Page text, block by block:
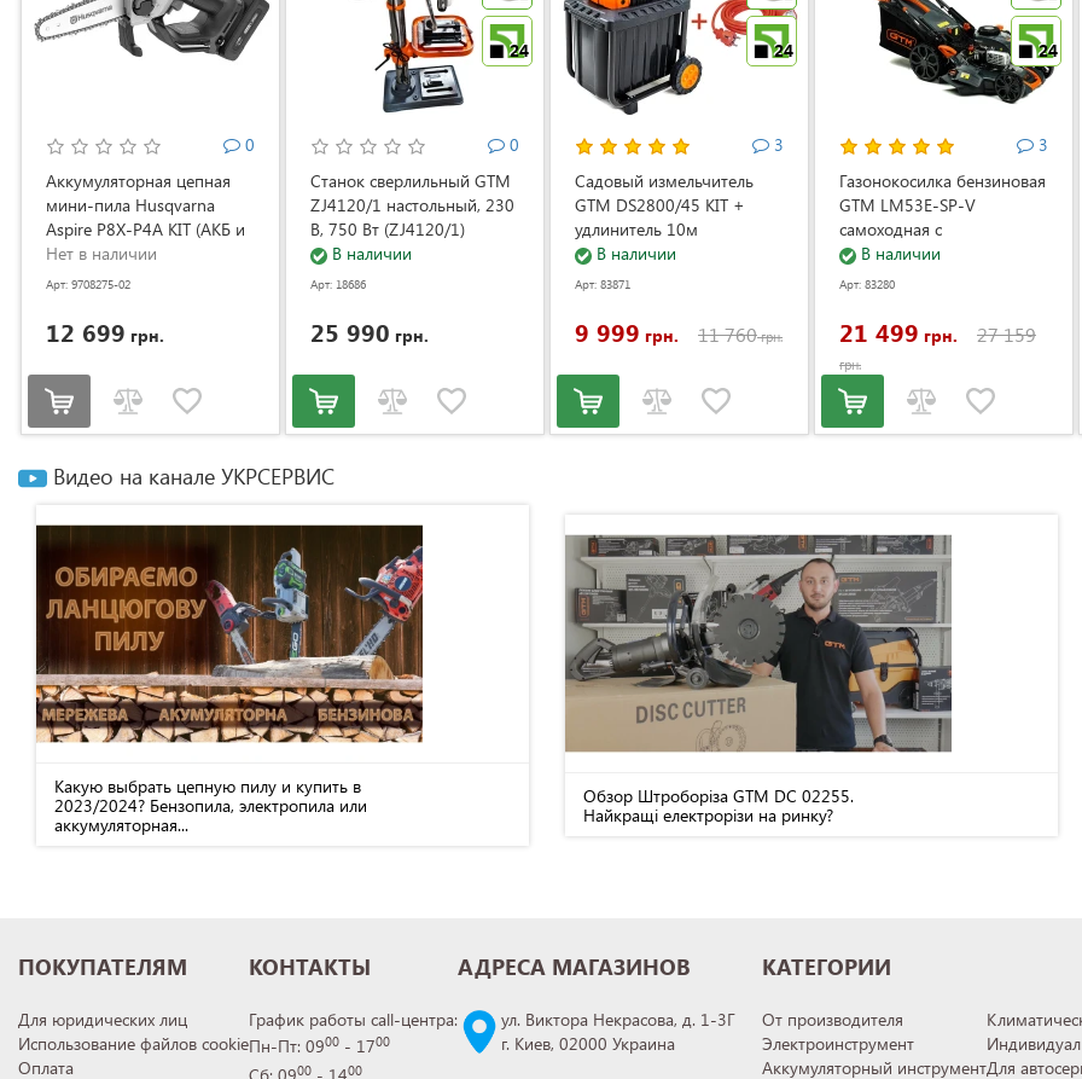
0
Аккумуляторная цепная
мини-пила Husqvarna
Aspire P8X-P4A KIT (АКБ и
ЗУ) (9708275-02)
Нет в наличии
Арт: 9708275-02
12 699 грн.
24
0
Станок сверлильный GTM
ZJ4120/1 настольный, 230
В, 750 Вт (ZJ4120/1)
В наличии
Арт: 18686
25 990 грн.
24
3
Садовый измельчитель
GTM DS2800/45 KIT +
удлинитель 10м
(DS2800/45_KIT+ext.cord)
В наличии
Арт: 83871
9 999 грн. 11 760грн.
24
3
Газонокосилка бензиновая
GTM LM53E-SP-V
самоходная с
электростартером и
регулировкой скорости
В наличии
Арт: 83280
21 499 грн. 27 159
грн.
Видео на канале УКРСЕРВИС
Какую выбрать цепную пилу и купить в
2023/2024? Бензопила, электропила или
аккумуляторная...
Обзор Штроборіза GTM DC 02255.
Найкращі електрорізи на ринку?
ПОКУПАТЕЛЯМ
Для юридических лиц
Использование файлов cookie
Оплата
КОНТАКТЫ
График работы call-центра:
Пн-Пт: 0900 - 1700
00 00
АДРЕСА МАГАЗИНОВ
ул. Виктора Некрасова, д. 1-3Г
г. Киев, 02000 Украина
КАТЕГОРИИ
От производителя
Электроинструмент
Аккумуляторный инструментДля